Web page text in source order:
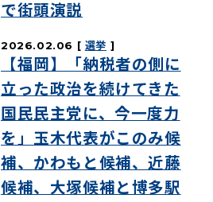
で街頭演説
2026.02.06 選挙
【福岡】「納税者の側に
立った政治を続けてきた
国民民主党に、今一度力
を」玉木代表がこのみ候
補、かわもと候補、近藤
候補、大塚候補と博多駅